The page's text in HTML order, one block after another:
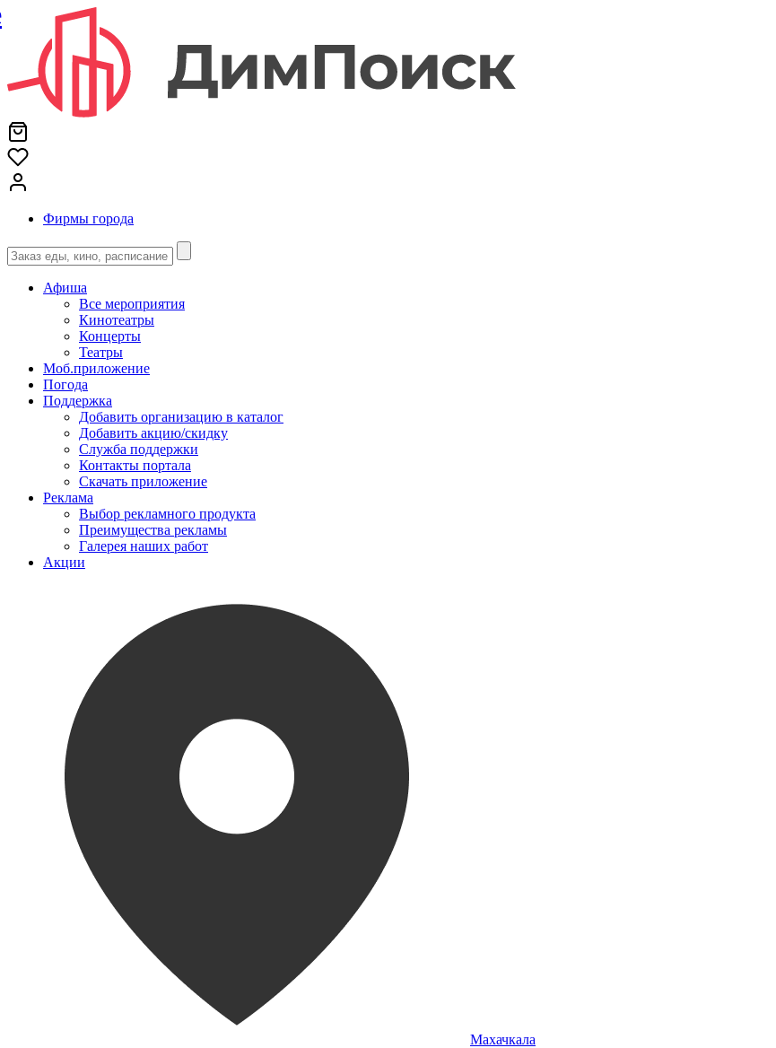
Фирмы города
Афиша
Все мероприятия
Кинотеатры
Концерты
Театры
Моб.приложение
Погода
Поддержка
Добавить организацию в каталог
Добавить акцию/скидку
Служба поддержки
Контакты портала
Скачать приложение
Реклама
Выбор рекламного продукта
Преимущества рекламы
Галерея наших работ
Акции
Махачкала